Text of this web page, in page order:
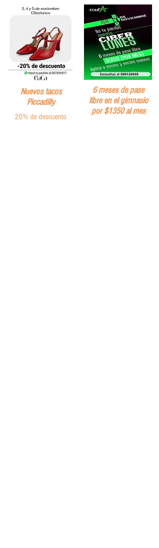
Nuevos tacos
Piccadilly
20% de descuento
6 meses de pase
libre en el gimnasio
por $1350 al mes